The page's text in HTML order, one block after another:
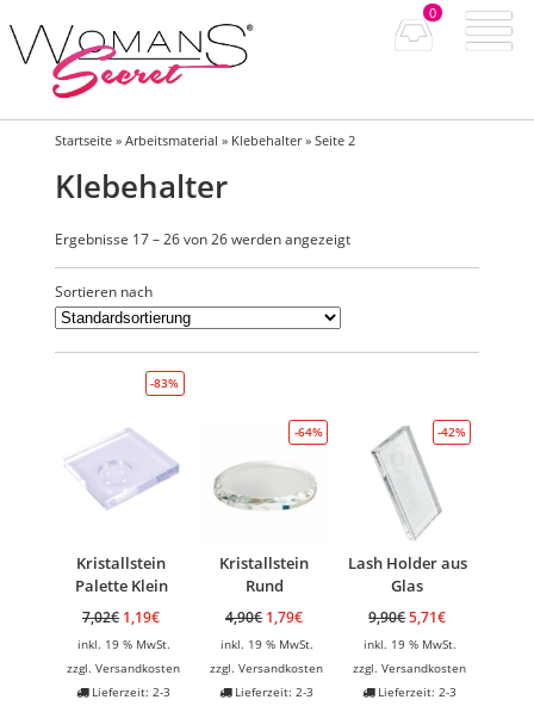
0
Startseite »Arbeitsmaterial » Klebehalter» Seite 2
Klebehalter
Ergebnisse 17 – 26 von 26 werden angezeigt
Sortieren nach
-83%
Kristallstein
Palette Klein
7,02€ 1,19€
inkl. 19 % MwSt.
zzgl. Versandkosten
Lieferzeit: 2-3
-64%
Kristallstein
Rund
4,90€ 1,79€
inkl. 19 % MwSt.
zzgl.Versandkosten
Lieferzeit: 2-3
-42%
Lash Holder aus
Glas
9,90€5,71€
inkl. 19 % MwSt.
zzgl.Versandkosten
Lieferzeit: 2-3